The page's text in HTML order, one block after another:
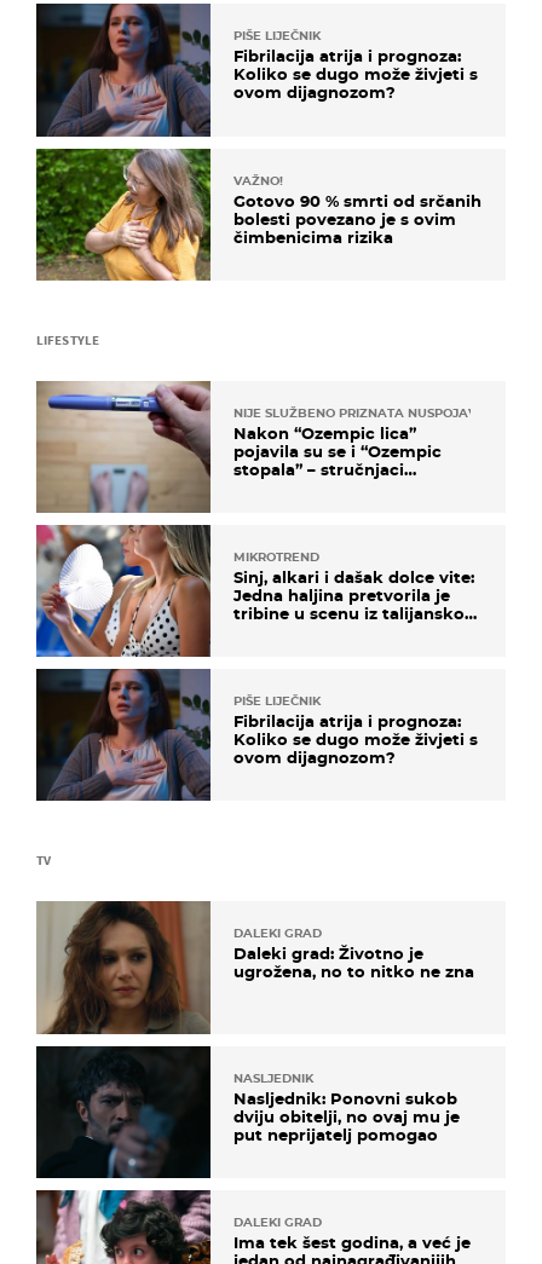
PIŠE LIJEČNIK
Fibrilacija atrija i prognoza:
Koliko se dugo može živjeti s
ovom dijagnozom?
VAŽNO!
Gotovo 90 % smrti od srčanih
bolesti povezano je s ovim
čimbenicima rizika
TV
DALEKI GRAD
Daleki grad: Životno je
ugrožena, no to nitko ne zna
NASLJEDNIK
Nasljednik: Ponovni sukob
dviju obitelji, no ovaj mu je
put neprijatelj pomogao
DALEKI GRAD
Ima tek šest godina, a već je
LIFESTYLE
NIJE SLUŽBENO PRIZNATA NUSPOJAVA, ALI ...
Nakon “Ozempic lica”
pojavila su se i “Ozempic
stopala” – stručnjaci
MIKROTREND
Sinj, alkari i dašak dolce vite:
Jedna haljina pretvorila je
tribine u scenu iz talijanskog
PIŠE LIJEČNIK
Fibrilacija atrija i prognoza:
Koliko se dugo može živjeti s
ovom dijagnozom?